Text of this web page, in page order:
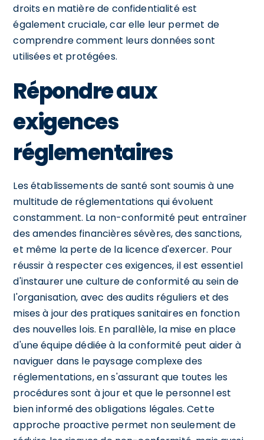
droits en matière de confidentialité est
également cruciale, car elle leur permet de
comprendre comment leurs données sont
utilisées et protégées.
Répondre aux
exigences
réglementaires
Les établissements de santé sont soumis à une
multitude de réglementations qui évoluent
constamment. La non-conformité peut entraîner
des amendes financières sévères, des sanctions,
et même la perte de la licence d'exercer. Pour
réussir à respecter ces exigences, il est essentiel
d'instaurer une culture de conformité au sein de
l'organisation, avec des audits réguliers et des
mises à jour des pratiques sanitaires en fonction
des nouvelles lois. En parallèle, la mise en place
d'une équipe dédiée à la conformité peut aider à
naviguer dans le paysage complexe des
réglementations, en s'assurant que toutes les
procédures sont à jour et que le personnel est
bien informé des obligations légales. Cette
approche proactive permet non seulement de